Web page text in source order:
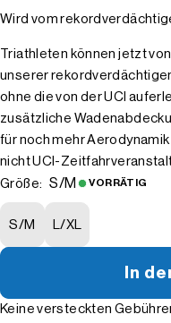
Wird vom
Triathleten können jetzt
unserer
ohne die von der UCI
zusätzliche
für noch mehr
nicht UCI-
Größe:
S/M VORRÄTIG
S/M L/XL
In
Keine versteckten